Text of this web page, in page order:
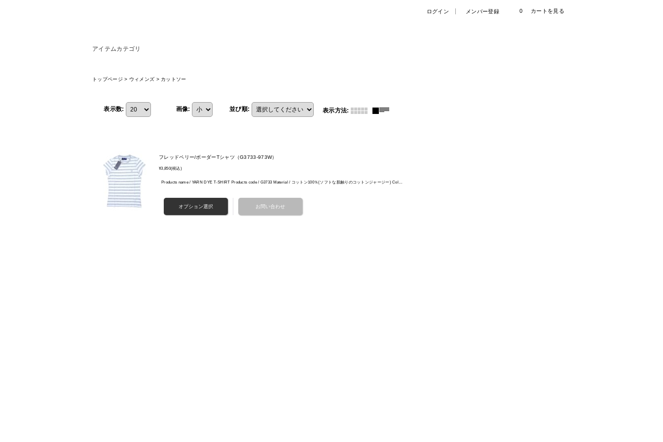
0 カートを見る
ログイン メンバー登録
アイテムカテゴリ
トップページ > ウィメンズ > カットソー
表示数: 画像: 並び順: 表示方法:
フレッドペリー/ボーダーTシャツ（G3733-973W）
¥3,850(税込)
Products name / YARN DYE T-SHIRT Products code / G3733 Material / コットン100％(ソフトな肌触りのコットンジャージー) Col…